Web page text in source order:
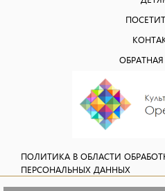
ОБРАТНАЯ
ПОЛИТИКА В ОБЛАСТИ
ПЕРСОНАЛЬНЫХ ДАННЫХ